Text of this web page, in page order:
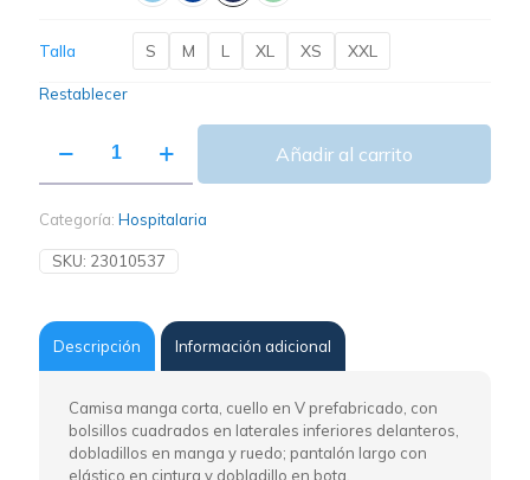
Talla S M L XL XS XXL
Restablecer
Añadir al carrito
Categoría: Hospitalaria
SKU: 23010537
Descripción Información adicional
Camisa manga corta, cuello en V prefabricado, con
bolsillos cuadrados en laterales inferiores delanteros,
dobladillos en manga y ruedo; pantalón largo con
elástico en cintura y dobladillo en bota.